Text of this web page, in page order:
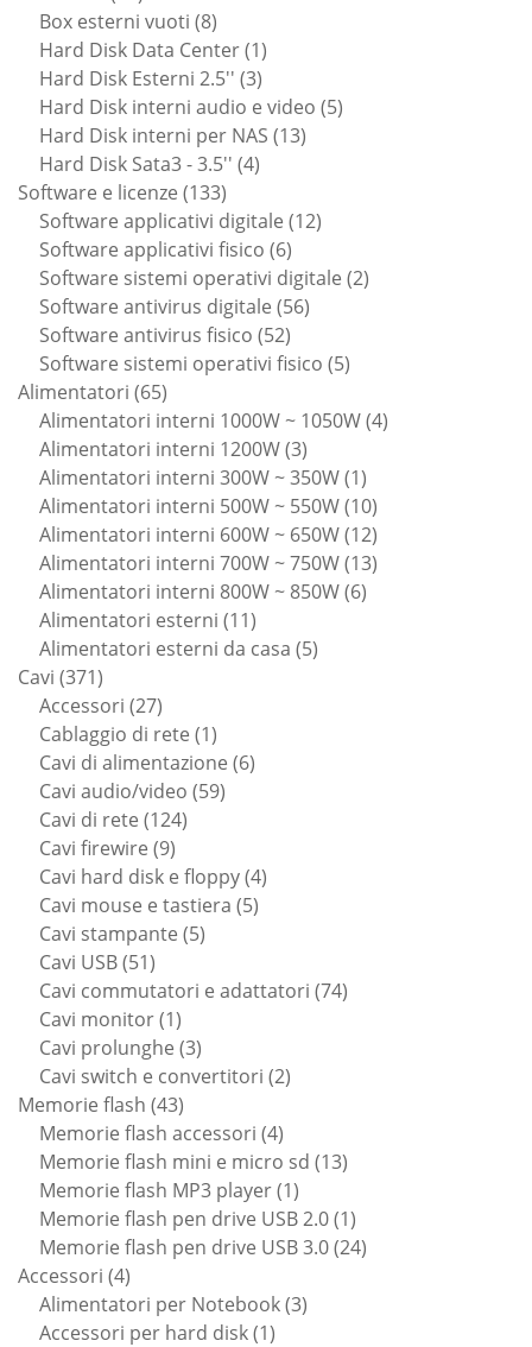
prodotti
Box esterni vuoti 88
prodotti
Hard Disk Data Center 11
prodotto
Hard Disk Esterni 2.5'' 33
prodotti
Hard Disk interni audio e video 55
Hard Disk interni per NAS 1313
Hard Disk Sata3 - 3.5'' 44
Software e licenze 133133
prodotti
Software applicativi digitale 1212
Software applicativi fisico 66
prodotti
Software sistemi operativi digitale 22
Software antivirus digitale 5656
Software antivirus fisico 5252
prodotti
Software sistemi operativi fisico 55
Alimentatori 6565
prodotti
Alimentatori interni 1000W ~ 1050W 44
Alimentatori interni 1200W 33
prodotti
Alimentatori interni 300W ~ 350W 11
prodotto
Alimentatori interni 500W ~ 550W 1010
prodotti
Alimentatori interni 600W ~ 650W 1212
prodotti
Alimentatori interni 700W ~ 750W 1313
Alimentatori interni 800W ~ 850W 66
Alimentatori esterni 1111
prodotti
Alimentatori esterni da casa 55
Cavi 371371
prodotti
Accessori 2727
prodotti
Cablaggio di rete 11
prodotto
Cavi di alimentazione 66
Cavi audio/video 5959
Cavi di rete 124124
Cavi firewire 99
prodotti
Cavi hard disk e floppy 44
Cavi mouse e tastiera 55
Cavi stampante 55
Cavi USB 5151
prodotti
Cavi commutatori e adattatori 7474
Cavi monitor 11
prodotto
Cavi prolunghe 33
prodotti
Cavi switch e convertitori 22
Memorie flash 4343
prodotti
Memorie flash accessori 44
prodotti
Memorie flash mini e micro sd 1313
Memorie flash MP3 player 11
prodotto
Memorie flash pen drive USB 2.0 11
prodotto
Memorie flash pen drive USB 3.0 2424
Accessori 44
prodotti
Alimentatori per Notebook 33
Accessori per hard disk 11